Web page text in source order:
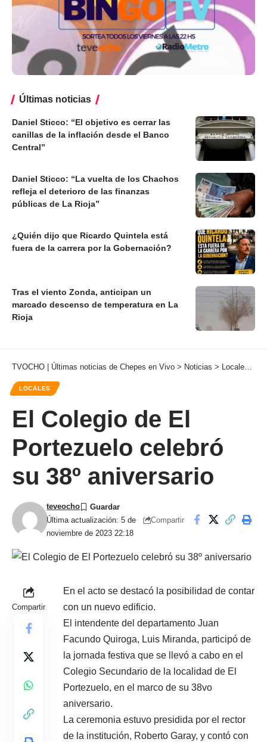
Últimas noticias
Daniel Sticco: “El objetivo es cerrar las
canillas de la inflación desde el Banco
Central”
Daniel Sticco: “La vuelta de los Chachos
refleja el deterioro de las finanzas
públicas de La Rioja”
¿Quién dijo que Ricardo Quintela está
fuera de la carrera por la Gobernación?
Tras el viento Zonda, anticipan un
marcado descenso de temperatura en La
Rioja
TVOCHO | Últimas noticias de Chepes en Vivo > Noticias > Locales >
LOCALES
El Colegio de El
Portezuelo celebró
su 38º aniversario
Última actualización: 5 de
noviembre de 2023 22:18
teveocho
Compartir
Compartir
En el acto se destacó la posibilidad de contar
con un nuevo edificio.
El intendente del departamento Juan
Facundo Quiroga, Luis Miranda, participó de
la jornada festiva que se llevó a cabo en el
Colegio Secundario de la localidad de El
Portezuelo, en el marco de su 38vo
aniversario.
La ceremonia estuvo presidida por el rector
de la institución, Roberto Garay, y contó con